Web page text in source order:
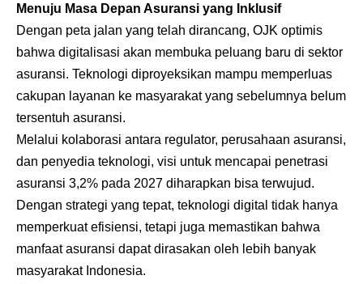
Menuju Masa Depan Asuransi yang Inklusif
Dengan peta jalan yang telah dirancang, OJK optimis
bahwa digitalisasi akan membuka peluang baru di sektor
asuransi. Teknologi diproyeksikan mampu memperluas
cakupan layanan ke masyarakat yang sebelumnya belum
tersentuh asuransi.
Melalui kolaborasi antara regulator, perusahaan asuransi,
dan penyedia teknologi, visi untuk mencapai penetrasi
asuransi 3,2% pada 2027 diharapkan bisa terwujud.
Dengan strategi yang tepat, teknologi digital tidak hanya
memperkuat efisiensi, tetapi juga memastikan bahwa
manfaat asuransi dapat dirasakan oleh lebih banyak
masyarakat Indonesia.